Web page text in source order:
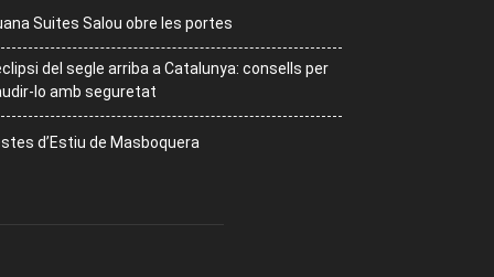
Suites Salou obre les portes
del segle arriba a Catalunya: consells per
lo amb seguretat
d’Estiu de Masboquera